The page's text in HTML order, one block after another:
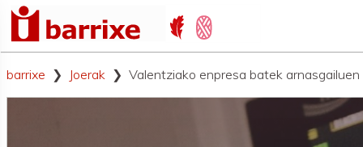
barrixe Joerak Valentziako enpresa batek arnasgailuen